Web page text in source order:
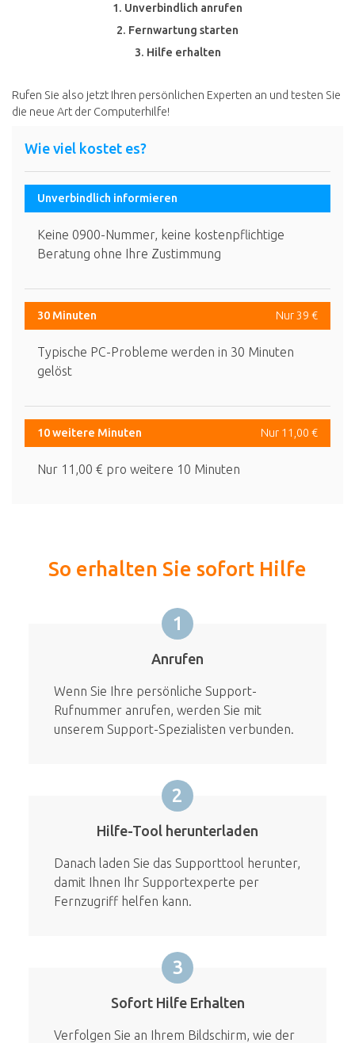
1. Unverbindlich anrufen
2. Fernwartung starten
3. Hilfe erhalten
Rufen Sie also jetzt Ihren persönlichen Experten an und testen Sie
die neue Art der Computerhilfe!
Wie viel kostet es?
Unverbindlich informieren
Keine 0900-Nummer, keine kostenpflichtige
Beratung ohne Ihre Zustimmung
30 Minuten Nur 39 €
Typische PC-Probleme werden in 30 Minuten
gelöst
10 weitere Minuten Nur 11,00 €
Nur 11,00 € pro weitere 10 Minuten
So erhalten Sie sofort Hilfe
1
Anrufen
Wenn Sie Ihre persönliche Support-
Rufnummer anrufen, werden Sie mit
unserem Support-Spezialisten verbunden.
2
Hilfe-Tool herunterladen
Danach laden Sie das Supporttool herunter,
damit Ihnen Ihr Supportexperte per
Fernzugriff helfen kann.
3
Sofort Hilfe Erhalten
Verfolgen Sie an Ihrem Bildschirm, wie der